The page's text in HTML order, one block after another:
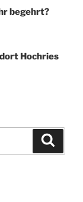
begehrt?
Hochries